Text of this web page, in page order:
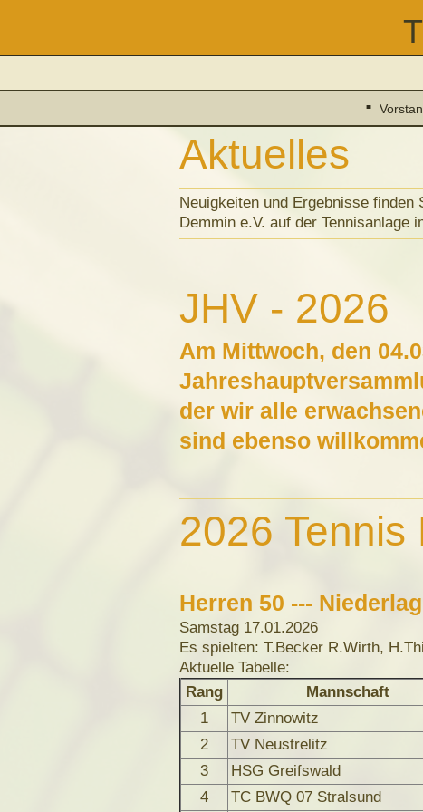
Aktuelles
Neuigkeiten und Ergebnisse
Demmin e.V. auf der Tennisanlage
JHV - 2026
Am Mittwoch, den
der wir alle
sind ebenso
2026 Tennis
Herren 50 ---
Samstag 17.01.2026
Es spielten: T.Becker R.Wirth,
Aktuelle Tabelle:
Rang
Mannschaft
1
TV Zinnowitz
2
TV Neustrelitz
3
HSG Greifswald
4
TC BWQ 07 Stralsund